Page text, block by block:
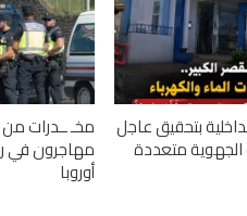
بتحقيق عاجل
متعددة
مخـ ــدرات من
مهاجرون في
أوروبا